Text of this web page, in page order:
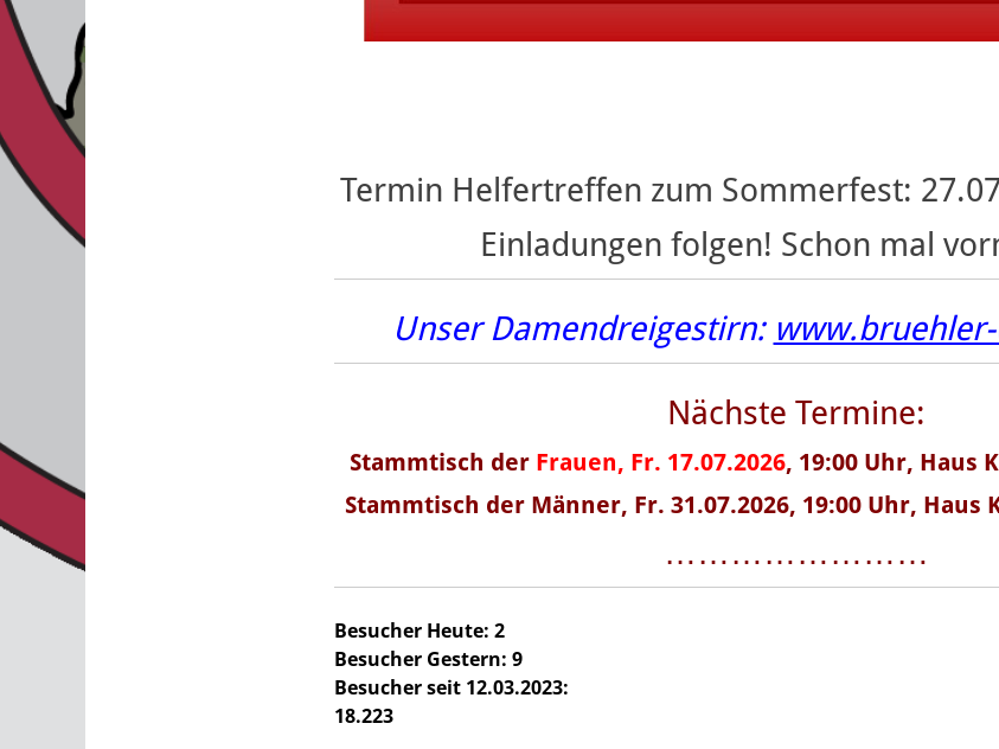
Termin Helfertreffen zum Sommerfest:
Einladungen folgen! Schon mal
Unser Damendreigestirn:
Nächste Termine:
Stammtisch der Frauen, Fr. 17.07.2026, 19:00 Uhr, Haus
Stammtisch der Männer, Fr. 31.07.2026, 19:00 Uhr, Haus
……………………
Besucher Heute: 2
Besucher Gestern: 9
Besucher seit 12.03.2023:
18.223